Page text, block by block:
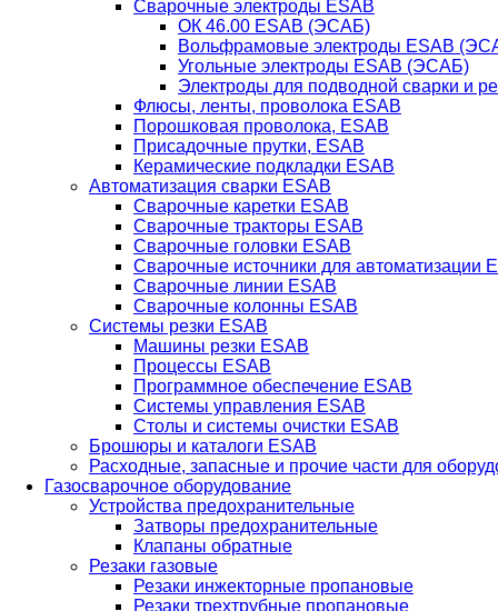
Сварочные электроды ESAB
ОК 46.00 ESAB (ЭСАБ)
Вольфрамовые электроды ESAB
Угольные электроды ESAB (ЭСАБ)
Электроды для подводной сварки и
Флюсы, ленты, проволока ESAB
Порошковая проволока, ESAB
Присадочные прутки, ESAB
Керамические подкладки ESAB
Автоматизация сварки ESAB
Сварочные каретки ESAB
Сварочные тракторы ESAB
Сварочные головки ESAB
Сварочные источники для автоматизации
Сварочные линии ESAB
Сварочные колонны ESAB
Системы резки ESAB
Машины резки ESAB
Процессы ESAB
Программное обеспечение ESAB
Системы управления ESAB
Столы и системы очистки ESAB
Брошюры и каталоги ESAB
Расходные, запасные и прочие части для
Газосварочное оборудование
Устройства предохранительные
Затворы предохранительные
Клапаны обратные
Резаки газовые
Резаки инжекторные пропановые
Резаки трехтрубные пропановые